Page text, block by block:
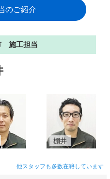
のご紹介
施工担当
棚井
他スタッフも多数在籍しています